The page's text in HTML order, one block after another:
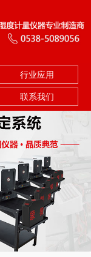
行业应用
联系我们